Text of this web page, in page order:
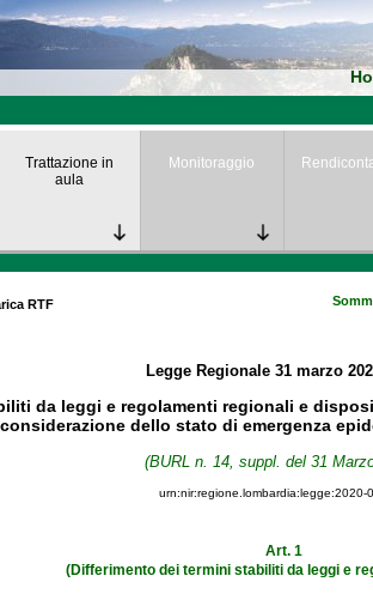
Trattazione in
aula
Monitoraggio
RTF
Legge Regionale 31 marzo
da leggi e regolamenti regionali e
considerazione dello stato di emergenza
(BURL n. 14, suppl. del 31
urn:nir:regione.lombardia:legge:2020-
Art. 1
(Differimento dei termini stabiliti da leggi e